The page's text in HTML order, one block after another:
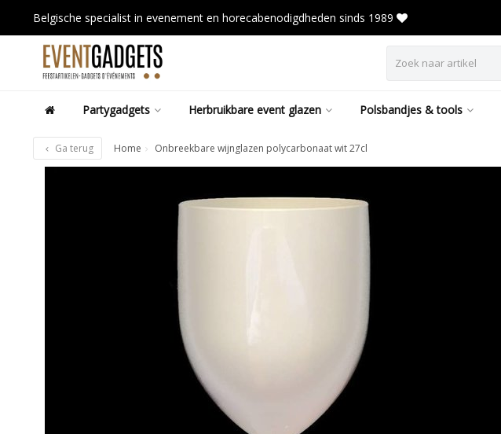
Belgische specialist in evenement en horecabenodigdheden sinds 1989
Partygadgets Herbruikbare event glazen Polsbandjes & tools
Ga terug Home Onbreekbare wijnglazen polycarbonaat wit 27cl